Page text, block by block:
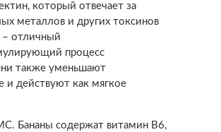
который отвечает за
металлов и других токсинов
– отличный
процесс
также уменьшают
и действуют как мягкое
Бананы содержат витамин B6,